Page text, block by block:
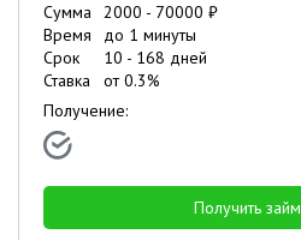
Сумма 2000 - 70000 ₽
Время
до 1 минуты
Срок
10 - 168 дней
Ставка
от0.3%
Получение:
Получить займ